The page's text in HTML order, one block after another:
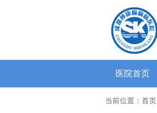
医院首页
当前位置： 首页